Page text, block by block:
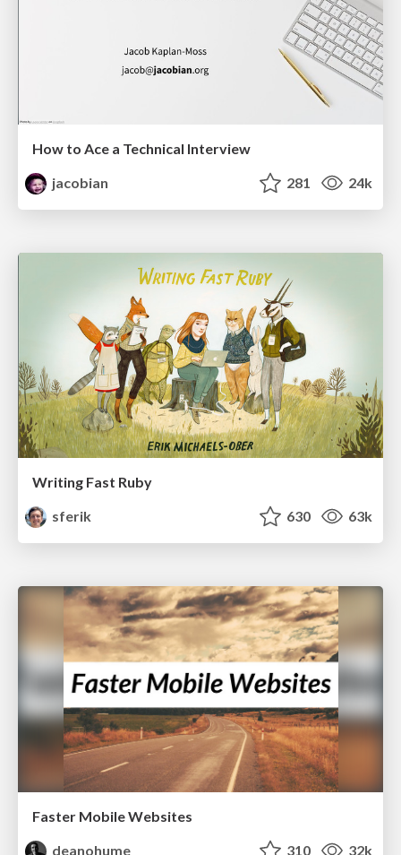
How to Ace a Technical Interview
jacobian
281 24k
Writing Fast Ruby
sferik
630 63k
Faster Mobile Websites
deanohume
310 32k